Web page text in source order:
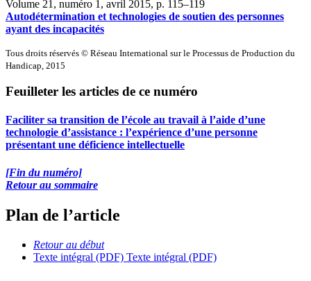
Volume 21, numéro 1, avril 2015, p. 115–119
Autodétermination et technologies de soutien des personnes
ayant des incapacités
Tous droits réservés © Réseau International sur le Processus de Production du
Handicap, 2015
Feuilleter les articles de ce numéro
Faciliter sa transition de l’école au travail à l’aide d’une
technologie d’assistance : l’expérience d’une personne
présentant une déficience intellectuelle
[Fin du numéro]
Retour au sommaire
Plan de l’article
Retour au début
Texte intégral (PDF) Texte intégral (PDF)